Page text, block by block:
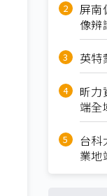
屏南
像辨
英特
昕力
端全
台科
業地